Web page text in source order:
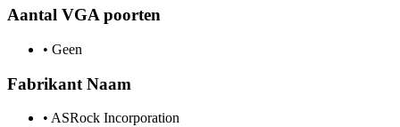
Aantal VGA poorten
• Geen
Fabrikant Naam
• ASRock Incorporation